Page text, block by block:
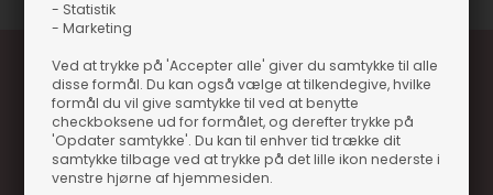
- Statistik
- Marketing
Ved at trykke på 'Accepter alle' giver du samtykke til alle
disse formål. Du kan også vælge at tilkendegive, hvilke
formål du vil give samtykke til ved at benytte
checkboksene ud for formålet, og derefter trykke på
'Opdater samtykke'. Du kan til enhver tid trække dit
samtykke tilbage ved at trykke på det lille ikon nederste i
venstre hjørne af hjemmesiden.